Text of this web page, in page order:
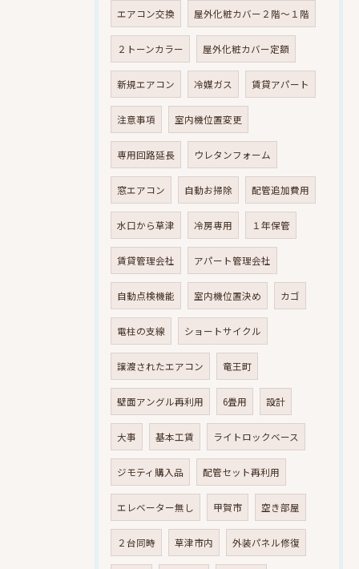
エアコン交換 屋外化粧カバー２階～１階
２トーンカラー 屋外化粧カバー定額
新規エアコン 冷媒ガス 賃貸アパート
注意事項 室内機位置変更
専用回路延長 ウレタンフォーム
窓エアコン 自動お掃除 配管追加費用
水口から草津 冷房専用 １年保管
賃貸管理会社 アパート管理会社
自動点検機能 室内機位置決め カゴ
電柱の支線 ショートサイクル
譲渡されたエアコン 竜王町
壁面アングル再利用 6畳用 設計
大事 基本工賃 ライトロックベース
ジモティ購入品 配管セット再利用
エレベーター無し 甲賀市 空き部屋
２台同時 草津市内 外装パネル修復